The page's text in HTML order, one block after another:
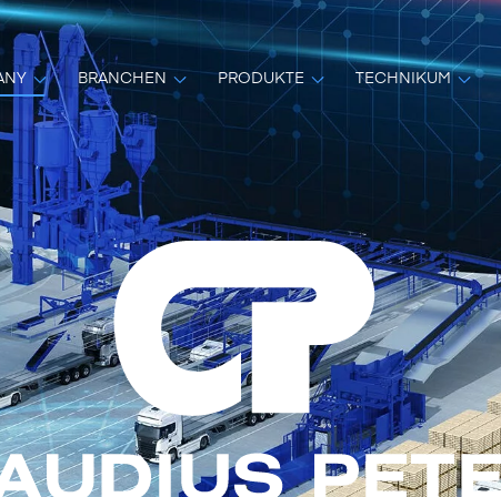
BRANCHEN PRODUKTE TECHNIKUM